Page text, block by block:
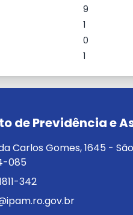
9
1
0
1
de Previdência e
Carlos Gomes, 1645 -
085
342